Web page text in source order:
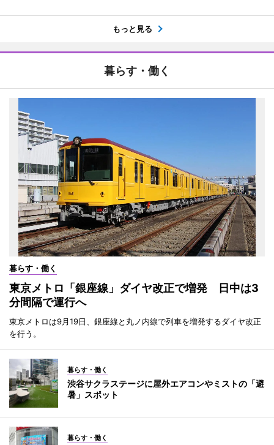
もっと見る
暮らす・働く
暮らす・働く
東京メトロ「銀座線」ダイヤ改正で増発 日中は3
分間隔で運行へ
東京メトロは9月19日、銀座線と丸ノ内線で列車を増発するダイヤ改正
を行う。
暮らす・働く
渋谷サクラステージに屋外エアコンやミストの「避
暑」スポット
暮らす・働く